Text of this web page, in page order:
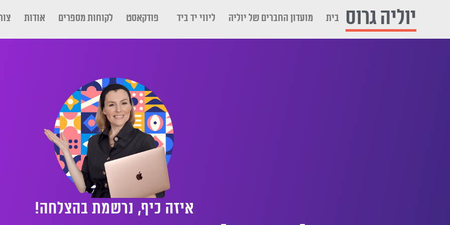
יוליה גרוס בית מועדון החברים של יוליה ליווי יד ביד פודקאסט לקוחות מספרים אודות
איזה כיף, נרשמת בהצלחה! ​